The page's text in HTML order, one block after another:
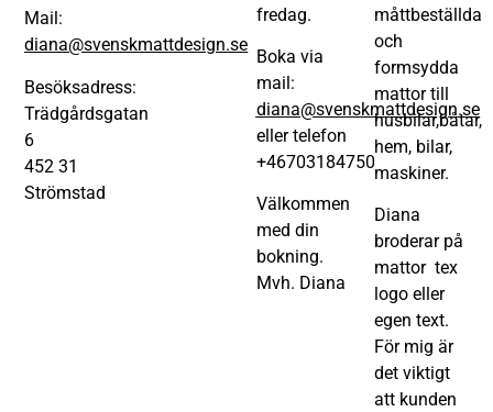
Mail:
diana@svenskmattdesign.se
Besöksadress:
Trädgårdsgatan
6
452 31
Strömstad
fredag.
Boka via
mail:
diana@svenskmattdesign.se
eller telefon
+46703184750
Välkommen
med din
bokning.
Mvh. Diana
måttbeställda
och
formsydda
mattor till
husbilar,båtar,
hem, bilar,
maskiner.
Diana
broderar på
mattor tex
logo eller
egen text.
För mig är
det viktigt
att kunden